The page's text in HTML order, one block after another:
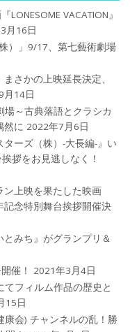
VACATION』
月16日
）」9/17、第七藝術劇場
さかの上映延長決定、
月14日
～古典落語とクラシカ
然に 2022年7月6日
ーズ（株）-大長編-』い
拶をお見逃しなく！
ン上映を果たした映画
記念特別舞台挨拶開催決
みち』がグランプリ＆
催！
2021年3月4日
フィルム作品の歴史と
15日
会) チャンネルの乱！勝